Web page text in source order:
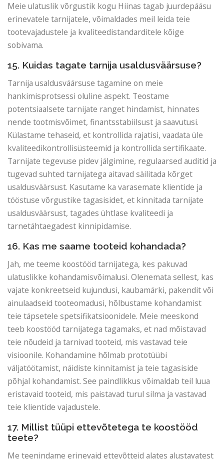
Meie ulatuslik võrgustik kogu Hiinas tagab juurdepääsu
erinevatele tarnijatele, võimaldades meil leida teie
tootevajadustele ja kvaliteedistandarditele kõige
sobivama.
15. Kuidas tagate tarnija usaldusväärsuse?
Tarnija usaldusväärsuse tagamine on meie
hankimisprotsessi oluline aspekt. Teostame
potentsiaalsete tarnijate ranget hindamist, hinnates
nende tootmisvõimet, finantsstabiilsust ja saavutusi.
Külastame tehaseid, et kontrollida rajatisi, vaadata üle
kvaliteedikontrollisüsteemid ja kontrollida sertifikaate.
Tarnijate tegevuse pidev jälgimine, regulaarsed auditid ja
tugevad suhted tarnijatega aitavad säilitada kõrget
usaldusväärsust. Kasutame ka varasemate klientide ja
tööstuse võrgustike tagasisidet, et kinnitada tarnijate
usaldusväärsust, tagades ühtlase kvaliteedi ja
tarnetähtaegadest kinnipidamise.
16. Kas me saame tooteid kohandada?
Jah, me teeme koostööd tarnijatega, kes pakuvad
ulatuslikke kohandamisvõimalusi. Olenemata sellest, kas
vajate konkreetseid kujundusi, kaubamärki, pakendit või
ainulaadseid tooteomadusi, hõlbustame kohandamist
teie täpsetele spetsifikatsioonidele. Meie meeskond
teeb koostööd tarnijatega tagamaks, et nad mõistavad
teie nõudeid ja tarnivad tooteid, mis vastavad teie
visioonile. Kohandamine hõlmab prototüübi
väljatöötamist, näidiste kinnitamist ja teie tagasiside
põhjal kohandamist. See paindlikkus võimaldab teil luua
eristavaid tooteid, mis paistavad turul silma ja vastavad
teie klientide vajadustele.
17. Millist tüüpi ettevõtetega te koostööd
teete?
Me teenindame erinevaid ettevõtteid alates alustavatest